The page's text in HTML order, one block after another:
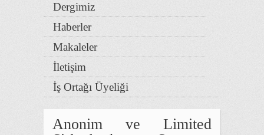
Dergimiz
Haberler
Makaleler
İletişim
İş Ortağı Üyeliği
Anonim ve Limited